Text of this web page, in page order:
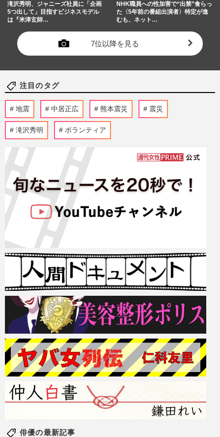
滝沢秀明、ジャニーズ社員に「企画
5つ出して」目指すビジネスモデル
は『米津玄師…
NHK職員への性加害で“出禁”食らっ
た〈5年前の番組出演者〉特定が進
むも、ネット…
7位以降を見る
注目のタグ
地震 中居正広 熊本震災 震災
滝沢秀明 ボランティア
俳優の最新記事